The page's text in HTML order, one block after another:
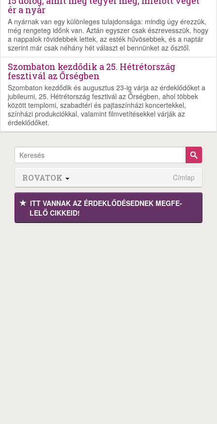
ér a nyár
A nyárnak van egy különleges tulajdonsága: mindig úgy érezzük,
még rengeteg időnk van. Aztán egyszer csak észrevesszük, hogy
a nappalok rövidebbek lettek, az esték hűvösebbek, és a naptár
szerint már csak néhány hét választ el bennünket az ősztől.
Szombaton kezdődik a 25. Hétrétország
fesztivál az Őrségben
Szombaton kezdődik és augusztus 23-ig várja az érdeklődőket a
jubileumi, 25. Hétrétország fesztivál az Őrségben, ahol többek
között templomi, szabadtéri és pajtaszínházi koncertekkel,
színházi produkciókkal, valamint filmvetítésekkel várják az
érdeklődőket.
ROVATOK Címlap
ITT VANNAK AZ ÉRDEK­LŐDÉ­SEDNEK MEGFE­
LELŐ CIKKEID!